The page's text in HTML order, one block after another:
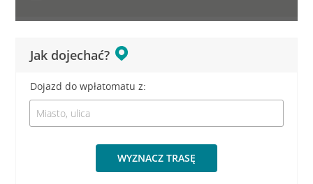
Jak dojechać?
Dojazd do wpłatomatu z:
WYZNACZ TRASĘ